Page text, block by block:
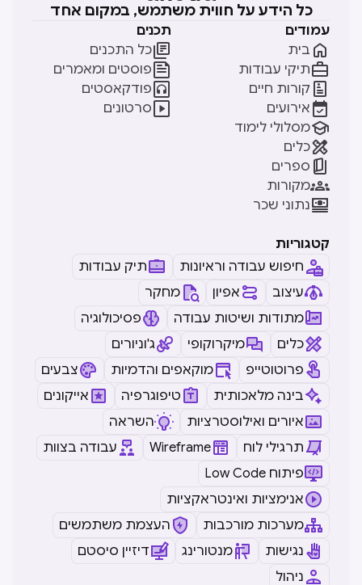
כל הידע על חווית משתמש, במקום אחד
עמודים
בית 
תיקי עבודות
קורות חיים 
אירועים 
מסלולי לימוד
כלים
ספרים 
מקורות
נתוני שכר
תכנים
כל התכנים
פוסטים ומאמרים
פודקאסטים
סרטונים
קטגוריות
חיפוש עבודה וראיונות
תיק עבודות
עיצוב
אפיון
מחקר
מתודות ושיטות עבודה
פסיכולוגיה
כלים
מיקרוקופי
ג'וניורים
פרוטוטייפ
מוקאפים והדמיות
צבעים
בינה מלאכותית
טיפוגרפיה
אייקונים
איורים ואילוסטרציות
השראה
תרגילי לוח
Wireframe
עבודה בצוות
Low Code פיתוח
אנימציות ואינטראקציות
מערכות מורכבות
העצמת משתמשים
נגישות
מנטורינג
דיזיין סיסטם
ניהול